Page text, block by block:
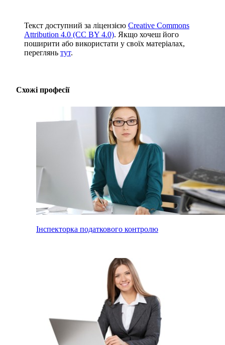
Текст доступний за ліцензією Creative Commons
Attribution 4.0 (CC BY 4.0). Якщо хочеш його
поширити або використати у своїх матеріалах,
переглянь тут.
Схожі професії
Інспекторка податкового контролю